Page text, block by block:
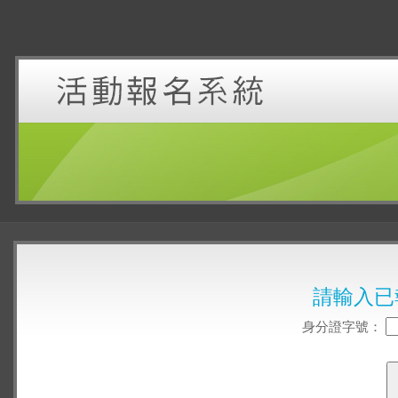
請輸入
身分證字號：